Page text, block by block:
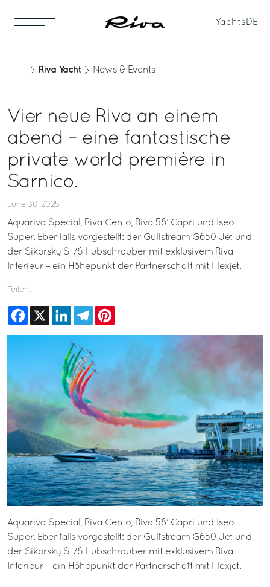
Yachts DE
Riva Yacht News & Events
Vier neue Riva an einem
abend – eine fantastische
private world première in
Sarnico.
June 30, 2025
Aquariva Special, Riva Cento, Riva 58’ Capri und Iseo
Super. Ebenfalls vorgestellt: der Gulfstream G650 Jet und
der Sikorsky S-76 Hubschrauber mit exklusivem Riva-
Interieur – ein Höhepunkt der Partnerschaft mit Flexjet.
Teilen:
Facebook
X LinkedInTelegram
Aquariva Special, Riva Cento, Riva 58’ Capri und Iseo
Super. Ebenfalls vorgestellt: der Gulfstream G650 Jet und
der Sikorsky S-76 Hubschrauber mit exklusivem Riva-
Interieur – ein Höhepunkt der Partnerschaft mit Flexjet.